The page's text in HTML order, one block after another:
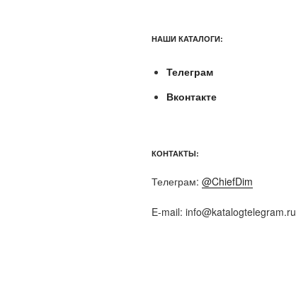
НАШИ КАТАЛОГИ:
Телеграм
Вконтакте
КОНТАКТЫ:
Телеграм: @ChiefDim
E-mail: info@katalogtelegram.ru